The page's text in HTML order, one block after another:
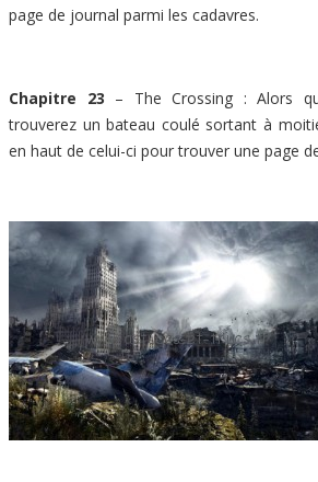
page de journal parmi les cadavres.
Chapitre 23 – The Crossing : Alors
trouverez un bateau coulé sortant à
en haut de celui-ci pour trouver une page